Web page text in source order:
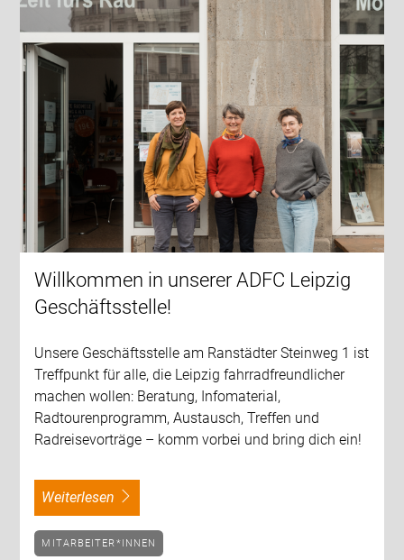
Willkommen in unserer ADFC Leipzig
Geschäftsstelle!
Unsere Geschäftsstelle am Ranstädter Steinweg 1 ist
Treffpunkt für alle, die Leipzig fahrradfreundlicher
machen wollen: Beratung, Infomaterial,
Radtourenprogramm, Austausch, Treffen und
Radreisevorträge – komm vorbei und bring dich ein!
weiterlesen
MITARBEITER*INNEN